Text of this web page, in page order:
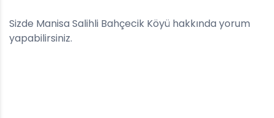
Sizde Manisa Salihli Bahçecik Köyü hakkında yorum
yapabilirsiniz.